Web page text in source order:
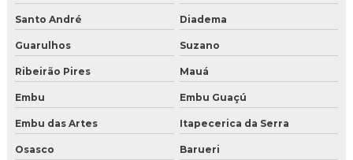
Gelo seco atacado
Gelo seco em BH
Gelo seco em fortaleza
Gelo seco em Salvador
Gelo seco em São Paulo
Santo André Diadema
Guarulhos Suzano
Ribeirão Pires Mauá
Embu Embu Guaçú
Embu das Artes Itapecerica da Serra
Osasco Barueri